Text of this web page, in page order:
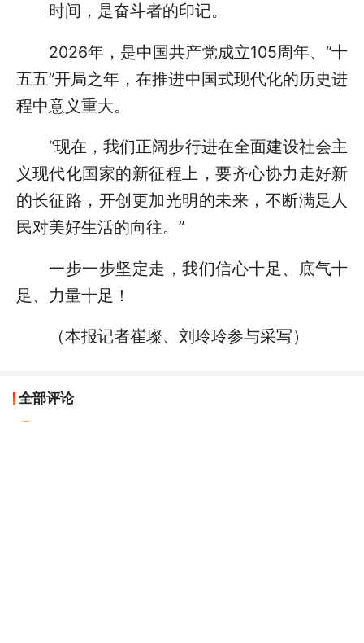
时间，是奋斗者的印记。
2026年，是中国共产党成立105周年、“十
五五”开局之年，在推进中国式现代化的历史进
程中意义重大。
“现在，我们正阔步行进在全面建设社会主
义现代化国家的新征程上，要齐心协力走好新
的长征路，开创更加光明的未来，不断满足人
民对美好生活的向往。”
一步一步坚定走，我们信心十足、底气十
足、力量十足！
（本报记者崔璨、刘玲玲参与采写）
全部评论